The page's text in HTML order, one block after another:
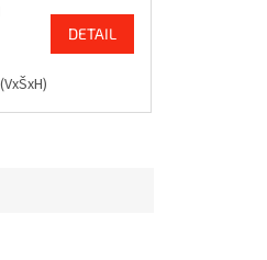
DETAIL